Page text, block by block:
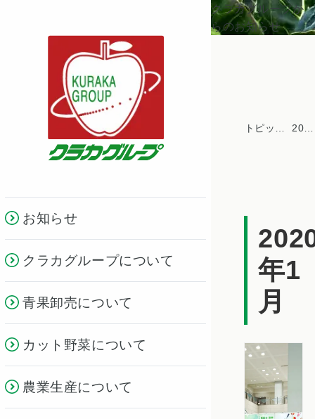
お知らせ
クラカグループについて
青果卸売について
カット野菜について
農業生産について
クラカグループか
らのお知らせ
トピックス一覧 2020年
年1
月